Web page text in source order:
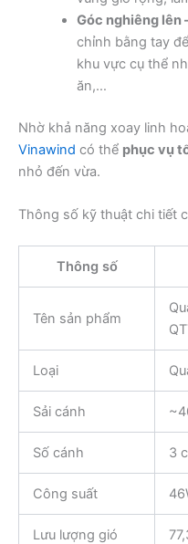
Góc nghiêng lên
chỉnh bằng tay
khu vực cụ thể
ăn,…
Nhờ khả năng xoay linh
Vinawind có thể phục vụ
nhỏ đến vừa.
Thông số kỹ thuật chi tiết
Thông số
Tên sản phẩm
Loại
Sải cánh
Số cánh 3
Công suất
Lưu lượng gió